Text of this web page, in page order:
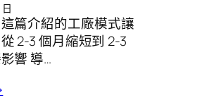
篇介紹的工廠模式讓
從 2-3 個月縮短到 2-3
響 導…